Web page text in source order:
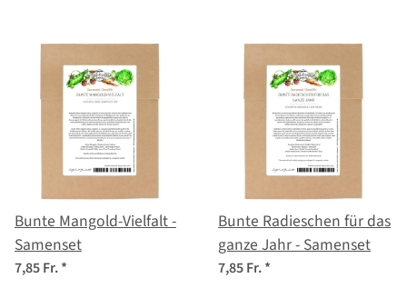
Bunte Mangold-Vielfalt -
Samenset
7,85 Fr.*
Bunte Radieschen für das
ganze Jahr - Samenset
7,85 Fr.*